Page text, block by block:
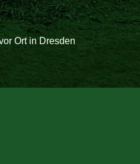
Ort in Dresden